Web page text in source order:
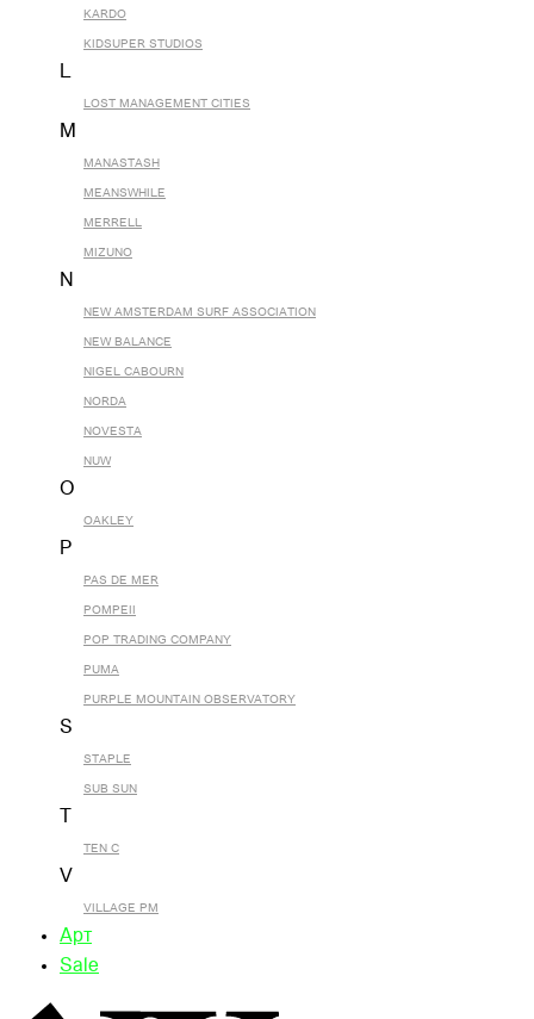
KARDO
KIDSUPER STUDIOS
L
LOST MANAGEMENT CITIES
M
MANASTASH
MEANSWHILE
MERRELL
MIZUNO
N
NEW AMSTERDAM SURF ASSOCIATION
NEW BALANCE
NIGEL CABOURN
NORDA
NOVESTA
NUW
O
OAKLEY
P
PAS DE MER
POMPEII
POP TRADING COMPANY
PUMA
PURPLE MOUNTAIN OBSERVATORY
S
STAPLE
SUB SUN
TEN C
V
VILLAGE PM
Арт
Sale